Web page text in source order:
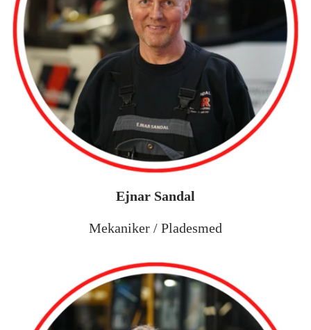
Ejnar Sandal
Mekaniker / Pladesmed